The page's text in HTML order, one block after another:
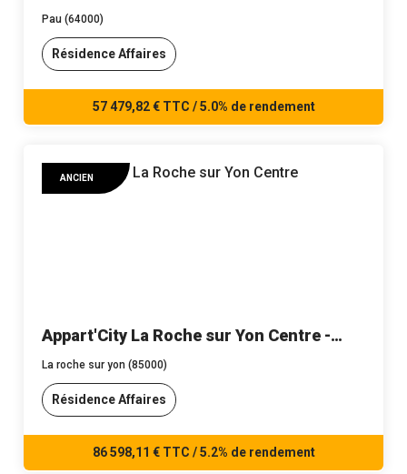
Pau (64000)
Résidence Affaires
57 479,82 € TTC / 5.0% de rendement
ANCIEN
Appart'City La Roche sur Yon Centre -
n°116
La roche sur yon (85000)
Résidence Affaires
86 598,11 € TTC / 5.2% de rendement